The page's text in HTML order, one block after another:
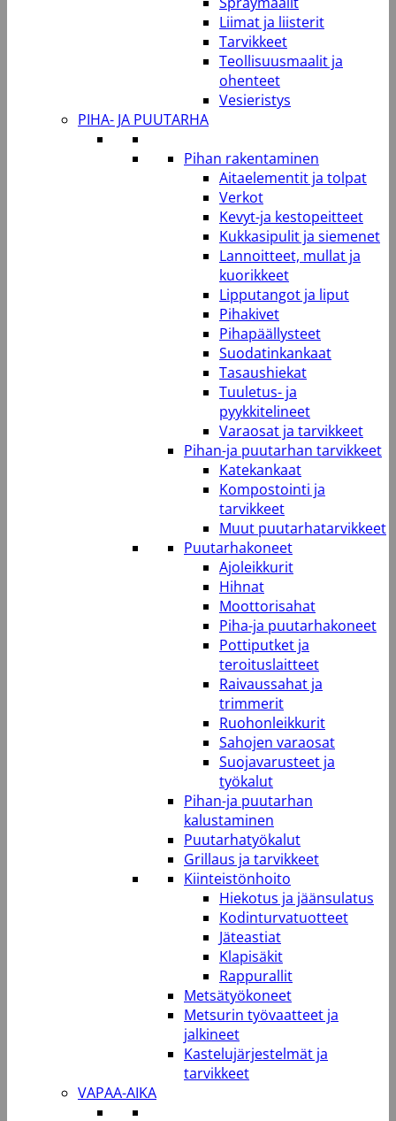
Liimat ja liisterit
Tarvikkeet
Teollisuusmaalit ja
ohenteet
Vesieristys
PIHA- JA PUUTARHA
Pihan rakentaminen
Aitaelementit ja tolpat
Verkot
Kevyt-ja kestopeitteet
Kukkasipulit ja siemenet
Lannoitteet, mullat ja
kuorikkeet
Lipputangot ja liput
Pihakivet
Pihapäällysteet
Suodatinkankaat
Tasaushiekat
Tuuletus- ja
pyykkitelineet
Varaosat ja tarvikkeet
Pihan-ja puutarhan tarvikkeet
Katekankaat
Kompostointi ja
tarvikkeet
Muut puutarhatarvikkeet
Puutarhakoneet
Ajoleikkurit
Hihnat
Moottorisahat
Piha-ja puutarhakoneet
Pottiputket ja
teroituslaitteet
Raivaussahat ja
trimmerit
Ruohonleikkurit
Sahojen varaosat
Suojavarusteet ja
työkalut
Pihan-ja puutarhan
kalustaminen
Puutarhatyökalut
Grillaus ja tarvikkeet
Kiinteistönhoito
Hiekotus ja jäänsulatus
Kodinturvatuotteet
Jäteastiat
Klapisäkit
Rappurallit
Metsätyökoneet
Metsurin työvaatteet ja
jalkineet
Kastelujärjestelmät ja
tarvikkeet
VAPAA-AIKA